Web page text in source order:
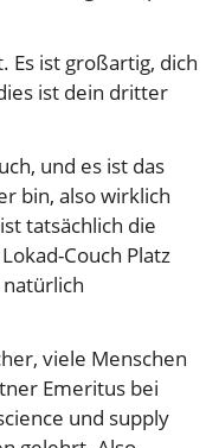
Es ist großartig, dich
ist dein dritter
und es ist das
bin, also wirklich
tatsächlich die
Couch Platz
viele Menschen
Emeritus bei
und supply